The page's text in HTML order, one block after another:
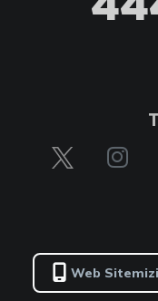
Web Sitemizi